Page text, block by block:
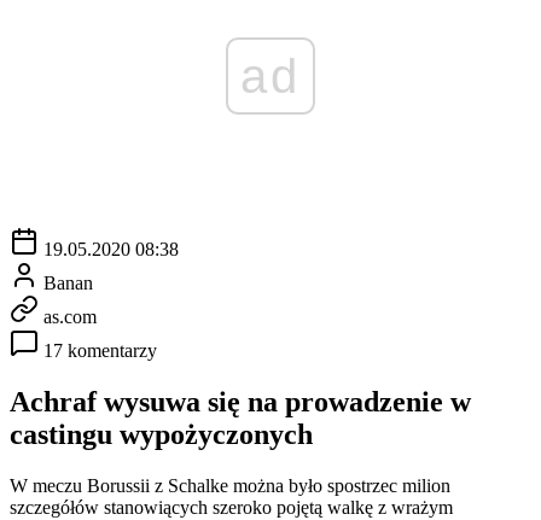
ad
19.05.2020 08:38
Banan
as.com
17 komentarzy
Achraf wysuwa się na prowadzenie w
castingu wypożyczonych
W meczu Borussii z Schalke można było spostrzec milion
szczegółów stanowiących szeroko pojętą walkę z wrażym